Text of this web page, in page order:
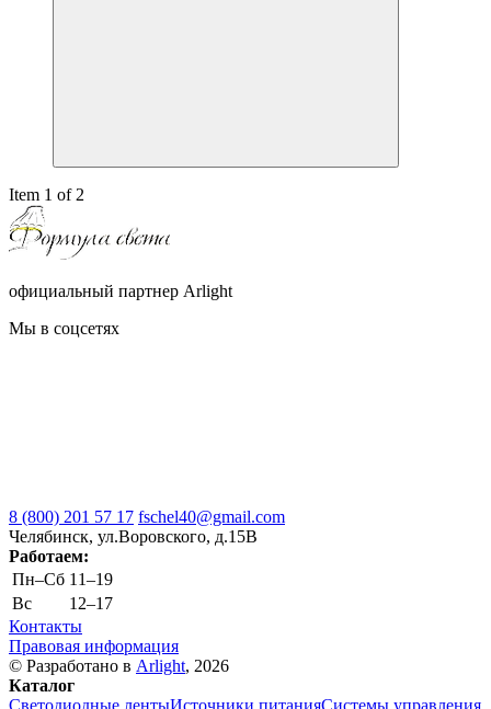
Item 1 of 2
официальный партнер Arlight
Мы в соцсетях
8 (800) 201 57 17 fschel40@gmail.com
Челябинск, ул.Воровского, д.15В
Работаем:
Пн–Cб 11–19
Вс
12–17
Контакты
Правовая информация
© Разработано в Arlight, 2026
Каталог
Светодиодные лентыИсточники питанияСистемы управления